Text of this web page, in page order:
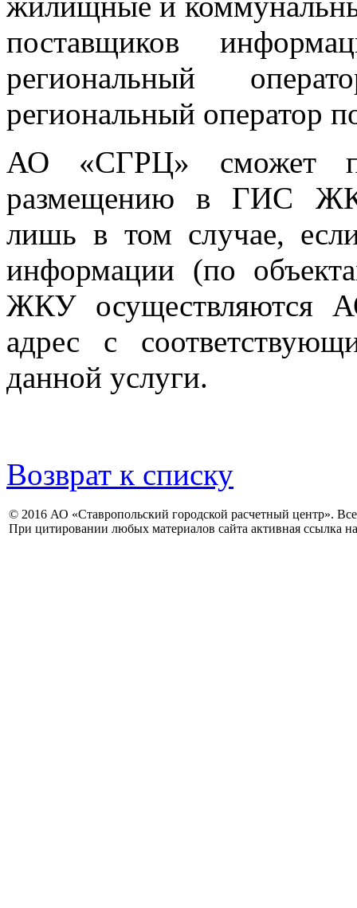
поставщиков
региональный
региональный оператор
АО «СГРЦ» сможет
размещению в ГИС
лишь в том случае,
информации (по
ЖКУ осуществляются
адрес с
данной услуги.
Возврат к списку
© 2016 АО «Ставропольский городской расчетный центр».
При цитировании любых материалов сайта активная ссылка